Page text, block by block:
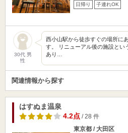
日帰り 子連れOK
30代 男
性
西小山駅から徒歩すぐの場所に
す。 リニューアル後の施設とい
あり…
関連情報から探す
はすぬま温泉
4.2点/ 28 件
東京都 / 大田区